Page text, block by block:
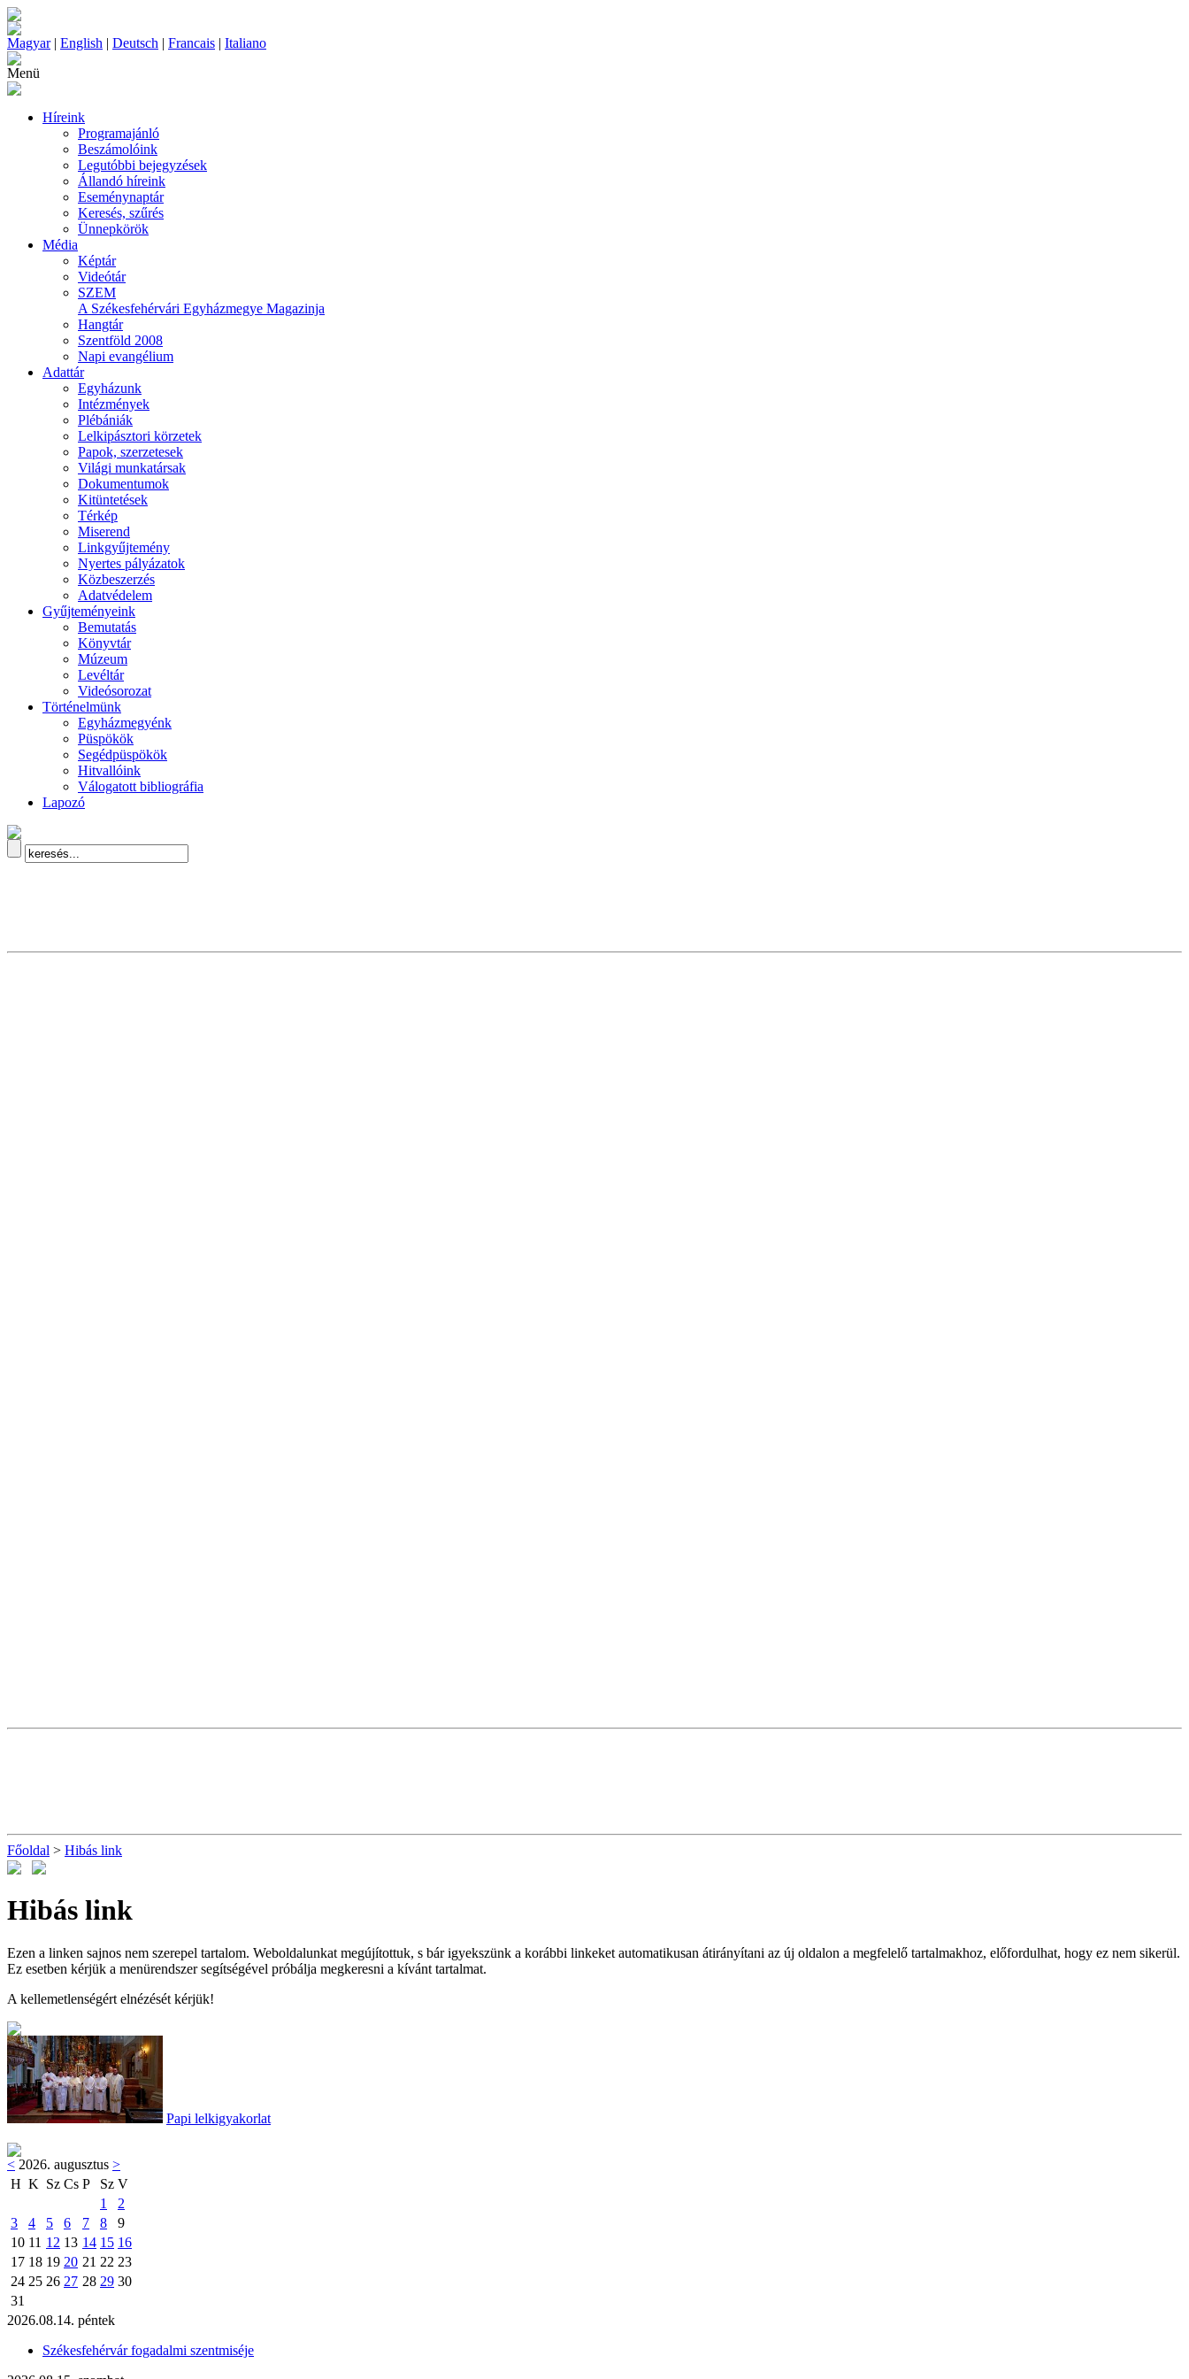
Magyar| English | Deutsch | Francais | Italiano
Menü
Híreink
Programajánló
Beszámolóink
Legutóbbi bejegyzések
Állandó híreink
Eseménynaptár
Keresés, szűrés
Ünnepkörök
Média
Képtár
Videótár
SZEM
A Székesfehérvári Egyházmegye Magazinja
Hangtár
Szentföld 2008
Napi evangélium
Adattár
Egyházunk
Intézmények
Plébániák
Lelkipásztori körzetek
Papok, szerzetesek
Világi munkatársak
Dokumentumok
Kitüntetések
Térkép
Miserend
Linkgyűjtemény
Nyertes pályázatok
Közbeszerzés
Adatvédelem
Gyűjteményeink
Bemutatás
Könyvtár
Múzeum
Levéltár
Videósorozat
Történelmünk
Egyházmegyénk
Püspökök
Segédpüspökök
Hitvallóink
Válogatott bibliográfia
Lapozó
Főoldal > Hibás link
Hibás link
Ezen a linken sajnos nem szerepel tartalom. Weboldalunkat megújítottuk, s bár igyekszünk a korábbi linkeket automatikusan átirányítani az új oldalon a megfelelő tartalmakhoz, előfordulhat, hogy ez nem sikerül.
Ez esetben kérjük a menürendszer segítségével próbálja megkeresni a kívánt tartalmat.
A kellemetlenségért elnézését kérjük!
Papi lelkigyakorlat
< 2026. augusztus >
H K Sz Cs P Sz V
1
2
3
4 5 6 7 8
9
10 11 12 13 14 15 16
17 18 19 20 21 22 23
24 25 26 27 28 29 30
31
2026.08.14. péntek
Székesfehérvár fogadalmi szentmiséje